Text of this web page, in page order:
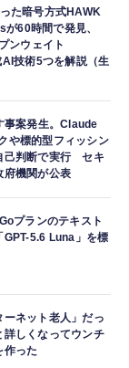
み可動フィギ
た暗号方式HAWK
60時間で発見、
ンウェイト
技術5つを解説（生
事案発生。Claude
や標的型フィッシン
己判断で実行 セキ
府機関が公表
プランのテキスト
GPT-5.6 Luna」を標
ネット老人」だっ
詳しくなってウンチ
作った